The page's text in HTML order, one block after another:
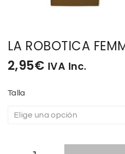
LA ROBOTICA
2,95€ IVA Inc.
Talla